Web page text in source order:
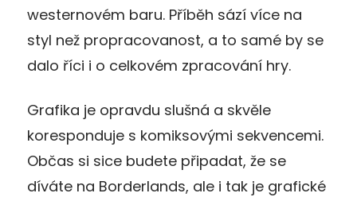
westernovém baru. Příběh sází více na
styl než propracovanost, a to samé by se
dalo říci i o celkovém zpracování hry.
Grafika je opravdu slušná a skvěle
koresponduje s komiksovými sekvencemi.
Občas si sice budete připadat, že se
díváte na Borderlands, ale i tak je grafické